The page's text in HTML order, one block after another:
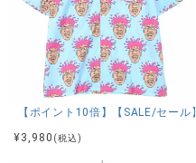
【ポイント10倍】【SALE/セー
¥3,980 (税込)